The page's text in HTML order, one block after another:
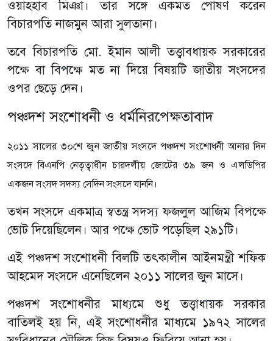
ওয়াহহাব মিঞা। তার সঙ্গে একমত পোষণ করেন
বিচারপতি নাজমুন আরা সুলতানা।
তবে বিচারপতি মো. ইমান আলী তত্ত্বাবধায়ক সরকারের
পক্ষে বা বিপক্ষে মত না দিয়ে বিষয়টি জাতীয় সংসদের
ওপর ছেড়ে দেন।
পঞ্চদশ সংশোধনী ও ধর্মনিরপেক্ষতাবাদ
২০১১ সালের ৩০শে জুন জাতীয় সংসদে পঞ্চদশ সংশোধনী আনার দিন
সংসদে বিএনপি নেতৃত্বাধীন চারদলীয় জোটের ৩৯ জন ও এলডিপির
একজন সংসদ সদস্য সেদিন সংসদে যাননি।
তখন সংসদে একমাত্র স্বতন্ত্র সদস্য ফজলুল আজিম বিপক্ষে
ভোট দিয়েছিলেন। আর পক্ষে ভোট পড়েছিল ২৯১টি।
এই পঞ্চদশ সংশোধনী বিলটি তৎকালীন আইনমন্ত্রী শফিক
আহমেদ সংসদে এনেছিলেন ২০১১ সালের জুন মাসে।
পঞ্চদশ সংশোধনীর মাধ্যমে শুধু তত্ত্বাধায়ক সরকার
বাতিলই হয় নি, এই সংশোধনীর মাধ্যমে ১৯৭২ সালের